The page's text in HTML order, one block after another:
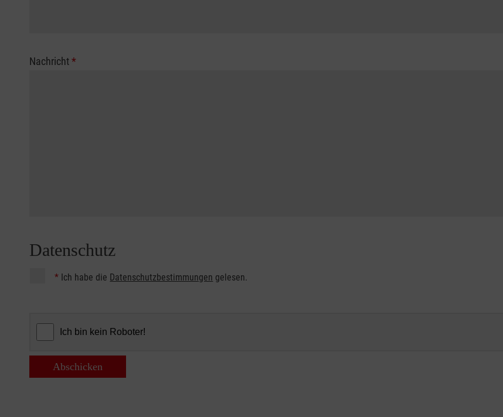
Nachricht*
Datenschutz
* Ich habe die Datenschutzbestimmungen gelesen.
Abschicken